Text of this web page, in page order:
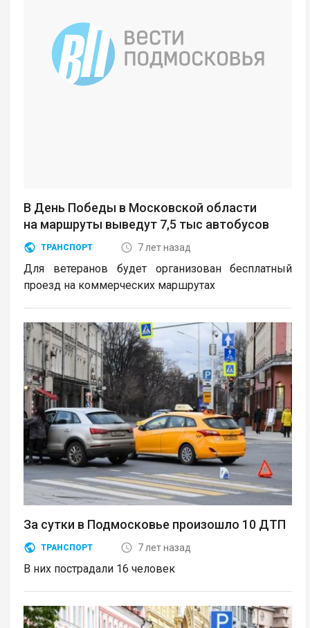
В День Победы в Московской области
на маршруты выведут 7,5 тыс автобусов
ТРАНСПОРТ 7 лет назад
Для ветеранов будет организован бесплатный
проезд на коммерческих маршрутах
За сутки в Подмосковье произошло 10 ДТП
ТРАНСПОРТ 7 лет назад
В них пострадали 16 человек